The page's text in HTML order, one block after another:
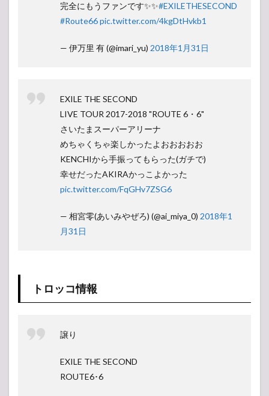
完全にもうファンです✨✨#EXILETHESECOND
#Route66pic.twitter.com/4kgDtHvkb1
— 伊万里 有 (@imari_yu) 2018年1月31日
EXILE THE SECOND
LIVE TOUR 2017-2018 "ROUTE 6・6"
さいたまスーパーアリーナ
めちゃくちゃ楽しかったよおおおおお
KENCHIから手振ってもらった(ガチで)
幸せだったAKIRAかっこよかった
pic.twitter.com/FqGHv7ZSG6
— 相宮零(あいみやぜろ) (@ai_miya_0) 2018年1
月31日
トロッコ情報
譲り
EXILE THE SECOND
ROUTE6･6